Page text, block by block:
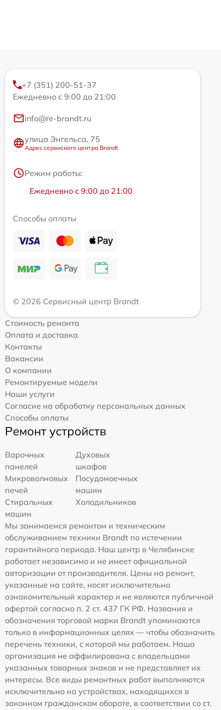
+7 (351) 200-51-37
Ежедневно с 9:00 до 21:00
info@re-brandt.ru
улица Энгельса, 75
Адрес сервисного центра Brandt
Режим работы:
Ежедневно с 9:00 до 21:00
Способы оплаты
© 2026 Сервисный центр Brandt
Стоимость ремонта
Оплата и доставка
Контакты
Вакансии
О компании
Ремонтируемые модели
Наши услуги
Согласие на обработку персональных данных
Способы оплаты
Ремонт устройств
Варочных
панелей
Духовых
шкафов
Микроволновых
печей
Посудомоечных
машин
Стиральных
машин
Холодильников
Мы занимаемся ремонтом и техническим
обслуживанием техники Brandt по истечении
гарантийного периода. Наш центр в Челябинске
работает независимо и не имеет официальной
авторизации от производителя. Цены на ремонт,
указанные на сайте, носят исключительно
ознакомительный характер и не являются публичной
офертой согласно п. 2 ст. 437 ГК РФ. Названия и
обозначения торговой марки Brandt упоминаются
только в информационных целях — чтобы обозначить
перечень техники, с которой мы работаем. Наша
организация не аффилирована с владельцами
указанных товарных знаков и не представляет их
интересы. Все виды ремонтных работ выполняются
исключительно на устройствах, находящихся в
законном гражданском обороте, в соответствии со ст.